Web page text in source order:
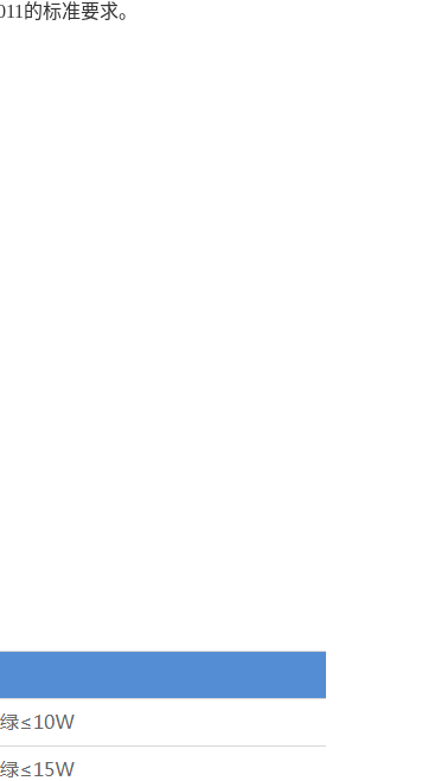
的标准要求。